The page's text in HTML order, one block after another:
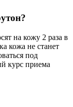
на кожу 2 раза в
кожа не станет
под
курс приема